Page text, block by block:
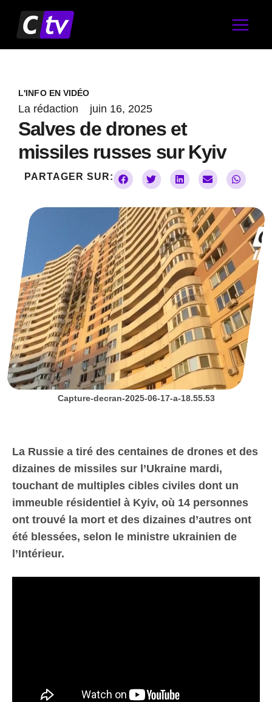
contenu
L'INFO EN VIDÉO
La rédaction juin 16, 2025
Salves de drones et
missiles russes sur Kyiv
PARTAGER SUR:
Capture-decran-2025-06-17-a-18.55.53
La Russie a tiré des centaines de drones et des
dizaines de missiles sur l’Ukraine mardi,
touchant de multiples cibles civiles dont un
immeuble résidentiel à Kyiv, où 14 personnes
ont trouvé la mort et des dizaines d’autres ont
été blessées, selon le ministre ukrainien de
l’Intérieur.